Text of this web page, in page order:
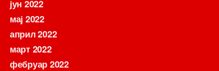
јун 2022
мај 2022
април 2022
март 2022
фебруар 2022